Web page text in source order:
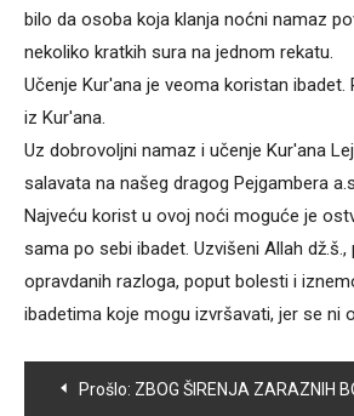
bilo da osoba koja klanja noćni namaz
nekoliko kratkih sura na jednom rekatu.
Učenje Kur'ana je veoma koristan
iz Kur'ana.
Uz dobrovoljni namaz i učenje Kur'ana
salavata na našeg dragog Pejgambera
Najveću korist u ovoj noći moguće je
sama po sebi ibadet. Uzvišeni Allah
opravdanih razloga, poput bolesti i
ibadetima koje mogu izvršavati, jer se ni
Navigacija
Prošlo: ZBOG ŠIRENJA ZARAZNIH BOLESTI POZIV